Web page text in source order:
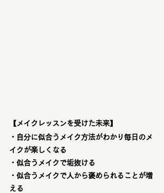
【メイクレッスンを受けた未来】
・自分に似合うメイク方法がわかり毎日のメ
イクが楽しくなる
・似合うメイクで垢抜ける
・似合うメイクで人から褒められることが増
える